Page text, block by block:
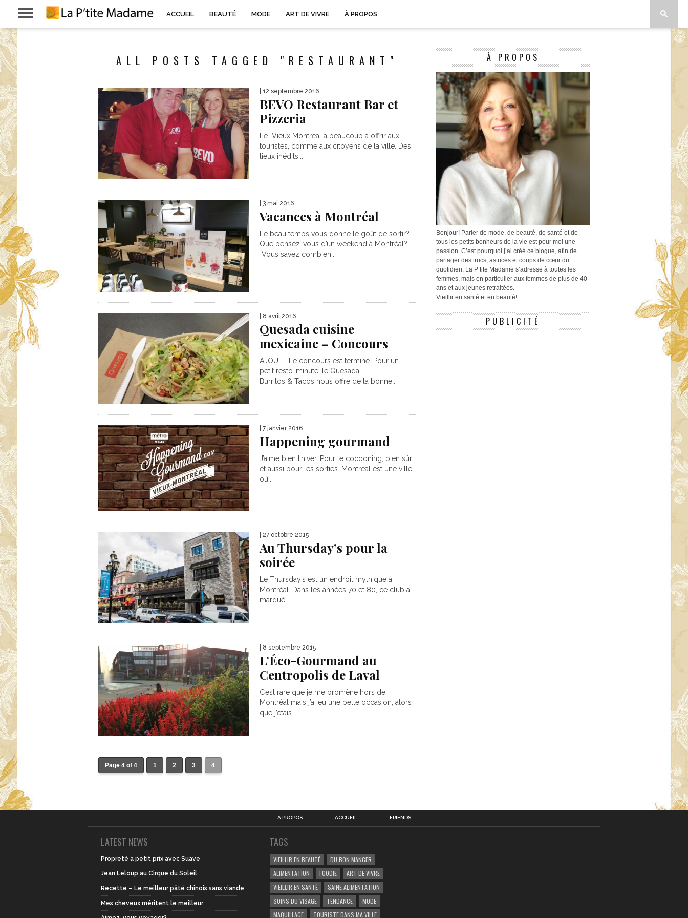
ACCUEIL BEAUTÉ MODE ART DE VIVRE À PROPOS
ALL POSTS TAGGED "RESTAURANT"
| 12 septembre 2016
BEVO Restaurant Bar et
Pizzeria
Le Vieux Montréal a beaucoup à offrir aux
touristes, comme aux citoyens de la ville. Des
lieux inédits...
| 3 mai 2016
Vacances à Montréal
Le beau temps vous donne le goût de sortir?
Que pensez-vous d’un weekend à Montréal?
Vous savez combien...
| 8 avril 2016
Quesada cuisine
mexicaine – Concours
AJOUT : Le concours est terminé. Pour un
petit resto-minute, le Quesada
Burritos & Tacos nous offre de la bonne...
| 7 janvier 2016
Happening gourmand
J’aime bien l’hiver. Pour le cocooning, bien sûr
et aussi pour les sorties. Montréal est une ville
où...
| 27 octobre 2015
Au Thursday’s pour la
soirée
Le Thursday’s est un endroit mythique à
Montréal. Dans les années 70 et 80, ce club a
marqué...
| 8 septembre 2015
L’Éco-Gourmand au
Centropolis de Laval
C’est rare que je me promène hors de
Montréal mais j’ai eu une belle occasion, alors
que j’étais...
Page 4 of 4 1 2 3 4
À PROPOS
Bonjour! Parler de mode, de beauté, de santé et de
tous les petits bonheurs de la vie est pour moi une
passion. C’est pourquoi j’ai créé ce blogue, afin de
partager des trucs, astuces et coups de cœur du
quotidien. La P’tite Madame s’adresse à toutes les
femmes, mais en particulier aux femmes de plus de 40
ans et aux jeunes retraitées.
Vieillir en santé et en beauté!
PUBLICITÉ
À PROPOS ACCUEIL FRIENDS
LATEST NEWS
Propreté à petit prix avec Suave
Jean Leloup au Cirque du Soleil
Recette – Le meilleur pâté chinois sans viande
Mes cheveux méritent le meilleur
TAGS
VIEILLIR EN BEAUTÉ
DU BON MANGER
ALIMENTATION
FOODIE
ART DE VIVRE
VIEILLIR EN SANTÉ
SAINE ALIMENTATION
SOINS DU VISAGE
TENDANCE
MODE
MAQUILLAGE
TOURISTE DANS MA VILLE